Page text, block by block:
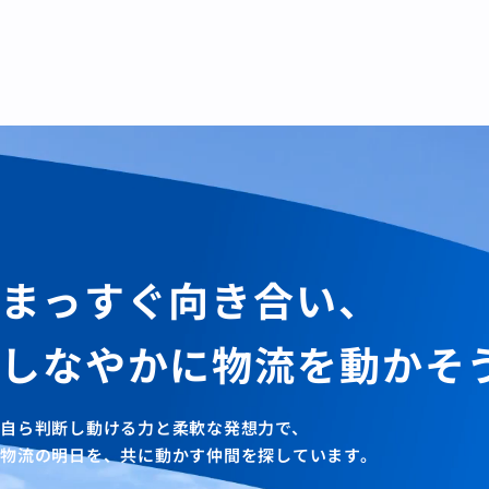
まっすぐ向き合い、
しなやかに物流を動かそ
自ら判断し動ける力と柔軟な発想力で、
物流の明日を、共に動かす仲間を探しています。